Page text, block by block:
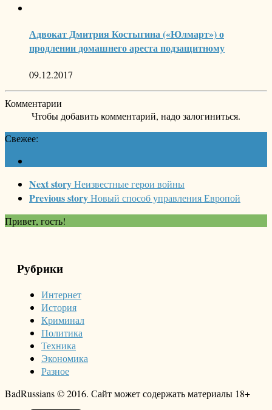
Адвокат Дмитрия Костыгина («Юлмарт») о
продлении домашнего ареста подзащитному
09.12.2017
Комментарии
Чтобы добавить комментарий, надо залогиниться.
Свежее:
Next storyНеизвестные герои войны
Previous storyНовый способ управления Европой
Привет, гость!
Рубрики
Интернет
История
Криминал
Политика
Техника
Экономика
Разное
BadRussians © 2016. Сайт может содержать материалы 18+